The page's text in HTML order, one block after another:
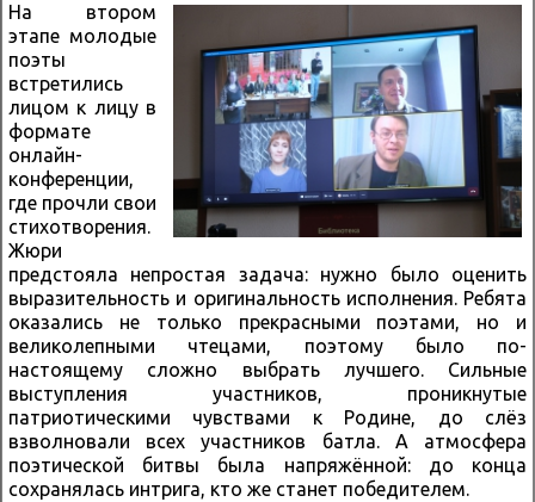
На втором
этапе молодые
поэты
встретились
лицом к лицу в
формате
онлайн-
конференции,
где прочли свои
стихотворения.
Жюри
предстояла непростая задача: нужно было оценить
выразительность и оригинальность исполнения. Ребята
оказались не только прекрасными поэтами, но и
великолепными чтецами, поэтому было по-
настоящему сложно выбрать лучшего. Сильные
выступления участников, проникнутые
патриотическими чувствами к Родине, до слёз
взволновали всех участников батла. А атмосфера
поэтической битвы была напряжённой: до конца
сохранялась интрига, кто же станет победителем.